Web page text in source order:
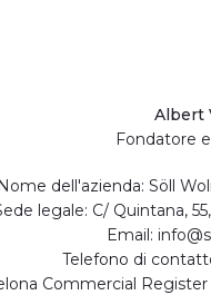
Albert
Fondatore
Nome dell'azienda: Söll
legale: C/ Quintana,
Email:
Telefono di
Commercial